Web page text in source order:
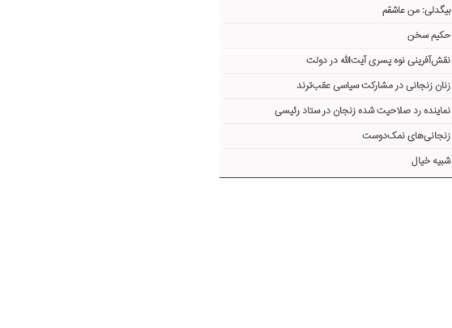
بیگدلی: من عاشقم
حکیم سخن
نقش‌آفرینی نوه پسری آیت‌الله در دولت
زنان زنجانی در مشارکت سیاسی عقب‌ترند
نماینده رد صلاحیت شده زنجان در ستاد رئیسی
زنجانی‌های نمک‌دوست
شبیه خیال